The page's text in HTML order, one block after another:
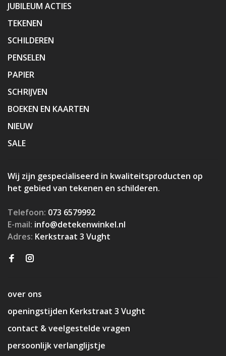
JUBILEUM ACTIES
TEKENEN
SCHILDEREN
PENSELEN
PAPIER
SCHRIJVEN
BOEKEN EN KAARTEN
NIEUW
SALE
Wij zijn gespecialiseerd in kwaliteitsproducten op
het gebied van tekenen en schilderen.
Telefoon: 073 6579992
E-mail: info@detekenwinkel.nl
Adres: Kerkstraat 3 Vught
over ons
openingstijden Kerkstraat 3 Vught
contact & veelgestelde vragen
persoonlijk verlanglijstje